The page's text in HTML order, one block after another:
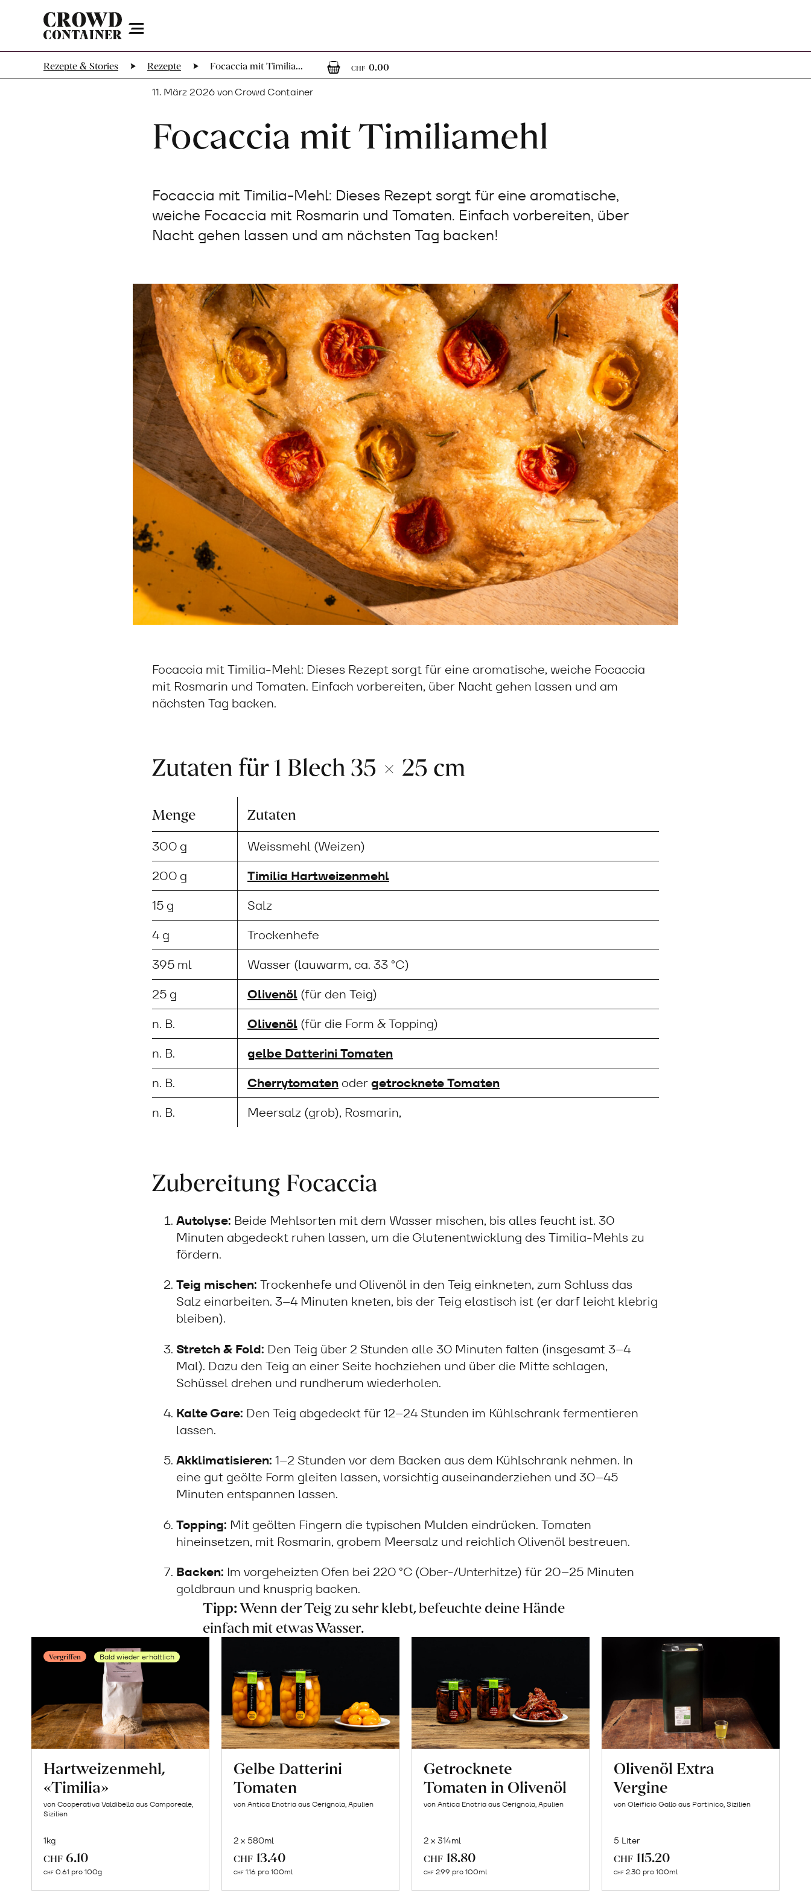
Menu
Rezepte & Stories Rezepte Focaccia mit Timilia...
CHF 0.000 Artikel im Warenkorb
11. März 2026 von Crowd Container
Focaccia mit Timiliamehl
Focaccia mit Timilia-Mehl: Dieses Rezept sorgt für eine aromatische,
weiche Focaccia mit Rosmarin und Tomaten. Einfach vorbereiten, über
Nacht gehen lassen und am nächsten Tag backen!
Focaccia mit Timilia-Mehl: Dieses Rezept sorgt für eine aromatische, weiche Focaccia
mit Rosmarin und Tomaten. Einfach vorbereiten, über Nacht gehen lassen und am
nächsten Tag backen.
Zutaten für 1 Blech 35 × 25 cm
Menge Zutaten
300 g
Weissmehl (Weizen)
200 g
Timilia Hartweizenmehl
15 g
Salz
4 g
Trockenhefe
395 ml
Wasser (lauwarm, ca. 33 °C)
25 g
Olivenöl (für den Teig)
n. B.
Olivenöl (für die Form & Topping)
n. B.
gelbe Datterini Tomaten
n. B.
Cherrytomaten odergetrocknete Tomaten
n. B.
Meersalz (grob), Rosmarin,
Zubereitung Focaccia
Autolyse: Beide Mehlsorten mit dem Wasser mischen, bis alles feucht ist. 30
Minuten abgedeckt ruhen lassen, um die Glutenentwicklung des Timilia-Mehls zu
fördern.
Teig mischen: Trockenhefe und Olivenöl in den Teig einkneten, zum Schluss das
Salz einarbeiten. 3–4 Minuten kneten, bis der Teig elastisch ist (er darf leicht klebrig
bleiben).
Stretch & Fold: Den Teig über 2 Stunden alle 30 Minuten falten (insgesamt 3–4
Mal). Dazu den Teig an einer Seite hochziehen und über die Mitte schlagen,
Schüssel drehen und rundherum wiederholen.
Kalte Gare: Den Teig abgedeckt für 12–24 Stunden im Kühlschrank fermentieren
lassen.
Akklimatisieren: 1–2 Stunden vor dem Backen aus dem Kühlschrank nehmen. In
eine gut geölte Form gleiten lassen, vorsichtig auseinanderziehen und 30–45
Minuten entspannen lassen.
Topping: Mit geölten Fingern die typischen Mulden eindrücken. Tomaten
hineinsetzen, mit Rosmarin, grobem Meersalz und reichlich Olivenöl bestreuen.
Backen: Im vorgeheizten Ofen bei 220 °C (Ober-/Unterhitze) für 20–25 Minuten
goldbraun und knusprig backen.
Tipp:Wenn der Teig zu sehr klebt, befeuchte deine Hände
einfach mit etwas Wasser.
Vergriffen Bald wieder erhältlich
Hartweizenmehl,
«Timilia»
von Cooperativa Valdibella aus Camporeale,
Sizilien
1kg
CHF 6.10
CHF 0.61 pro 100g
Focaccia
Gelbe Datterini
Tomaten
von Antica Enotria aus Cerignola, Apulien
2 x 580ml
CHF 13.40
CHF 1.16 pro 100ml
Getrocknete
Tomaten in Olivenöl
von Antica Enotria aus Cerignola, Apulien
2 x 314ml
CHF 18.80
CHF 2.99 pro 100ml
Olivenöl Extra
Vergine
von Oleificio Gallo aus Partinico, Sizilien
5 Liter
CHF 115.20
CHF 2.30 pro 100ml